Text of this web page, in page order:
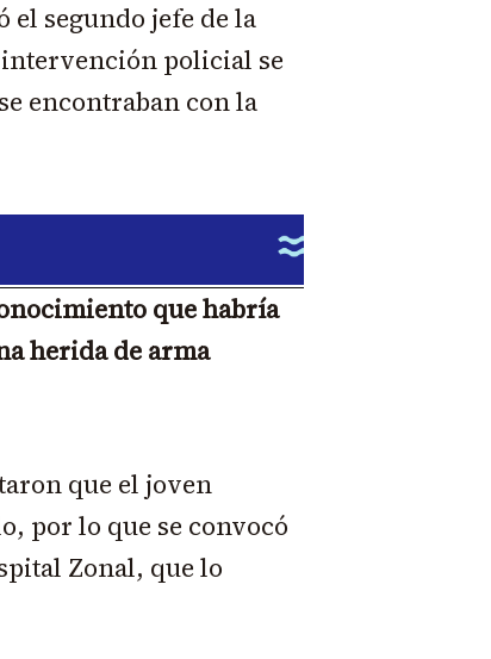
el segundo jefe de la
intervención policial se
encontraban con la
que habría
herida de arma
que el joven
por lo que se convocó
Zonal, que lo